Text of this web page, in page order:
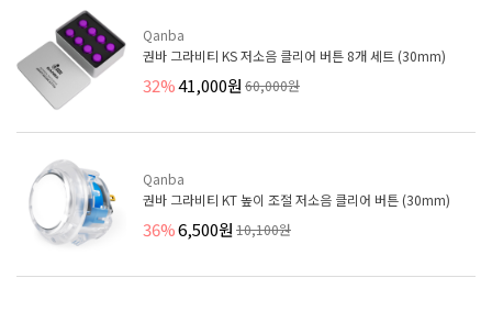
Qanba
권바 그라비티 KS 저소음 클리어 버튼 8개 세트 (30mm)
32%41,000원 60,000원
Qanba
권바 그라비티 KT 높이 조절 저소음 클리어 버튼 (30mm)
36%6,500원 10,100원